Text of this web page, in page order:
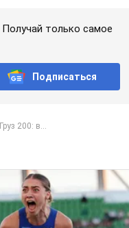
только самое
Подписаться
Груз 200: в...